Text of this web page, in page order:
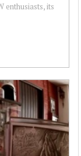
enthusiasts, its